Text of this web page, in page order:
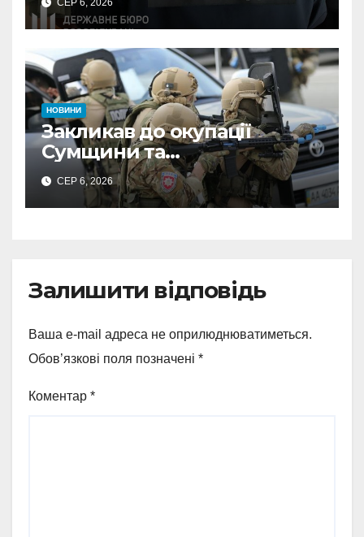
неправомірної вигоди у
ФОПа
НОВИНИ
Закликав до окупації
Сумщини та
виправдовував обстріли:
СБУ викрила
прокремлівського агітатора
СЕР 6, 2026
Залишити відповідь
Ваша e-mail адреса не оприлюднюватиметься.
Обов’язкові поля позначені *
Коментар *